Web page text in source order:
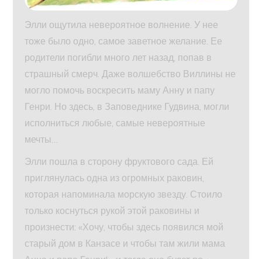
Элли ощутила невероятное волнение. У нее
тоже было одно, самое заветное желание. Ее
родители погибли много лет назад, попав в
страшный смерч. Даже волшебство Виллины не
могло помочь воскресить маму Анну и папу
Генри. Но здесь, в Заповеднике Гудвина, могли
исполниться любые, самые невероятные
мечты…
Элли пошла в сторону фруктового сада. Ей
приглянулась одна из огромных раковин,
которая напоминала морскую звезду. Стоило
только коснуться рукой этой раковины и
произнести: «Хочу, чтобы здесь появился мой
старый дом в Канзасе и чтобы там жили мама